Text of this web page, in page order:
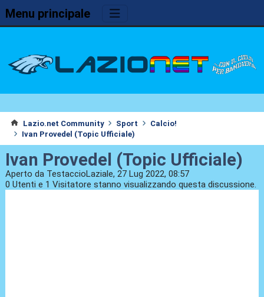
Menu principale
Lazio.net Community Sport
Calcio!
Ivan Provedel (Topic Ufficiale)
Ivan Provedel (Topic Ufficiale)
Aperto da TestaccioLaziale, 27 Lug 2022, 08:57
0 Utenti e 1 Visitatore stanno visualizzando questa discussione.